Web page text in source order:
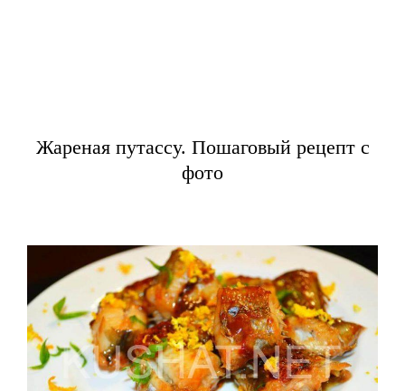
Жареная путассу. Пошаговый рецепт с
фото